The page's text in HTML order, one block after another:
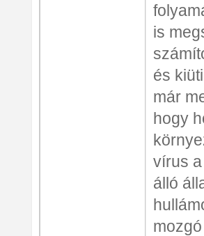
is
és
már
hogy
vírus
álló